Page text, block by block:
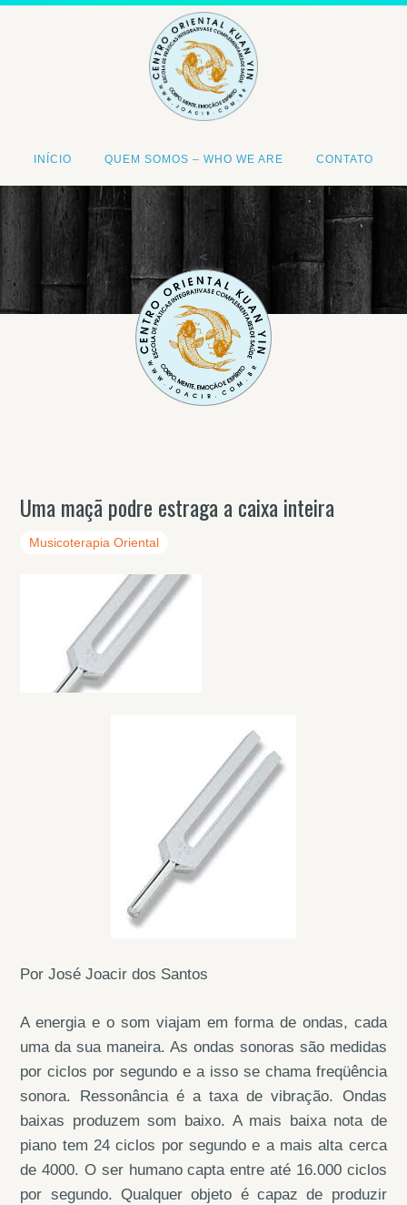
INÍCIO QUEM SOMOS – WHO WE ARE CONTATO
<
Uma maçã podre estraga a caixa inteira
Musicoterapia Oriental
Por José Joacir dos Santos
A energia e o som viajam em forma de ondas, cada
uma da sua maneira. As ondas sonoras são medidas
por ciclos por segundo e a isso se chama freqüência
sonora. Ressonância é a taxa de vibração. Ondas
baixas produzem som baixo. A mais baixa nota de
piano tem 24 ciclos por segundo e a mais alta cerca
de 4000. O ser humano capta entre até 16.000 ciclos
por segundo. Qualquer objeto é capaz de produzir